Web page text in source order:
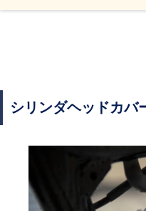
シリンダヘッドカバ